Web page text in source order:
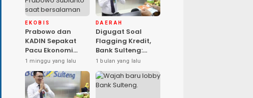
EKOBIS
Prabowo dan
KADIN Sepakat
Pacu Ekonomi
Nasional, Gufran
Ahmad: Sulteng
Siap Ambil Peran
1 minggu yang lalu
DAERAH
Digugat Soal
Flagging Kredit,
Bank Sulteng:
Kebijakan Berlaku
untuk Seluruh
Debitur ASN
1 bulan yang lalu